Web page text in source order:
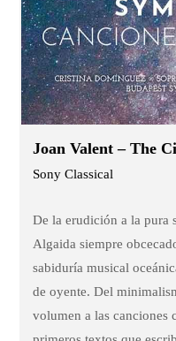
Joan Valent – The
Sony Classical
De la erudición a la pura
Algaida siempre
sabiduría musical
de oyente. Del
volumen a las canciones